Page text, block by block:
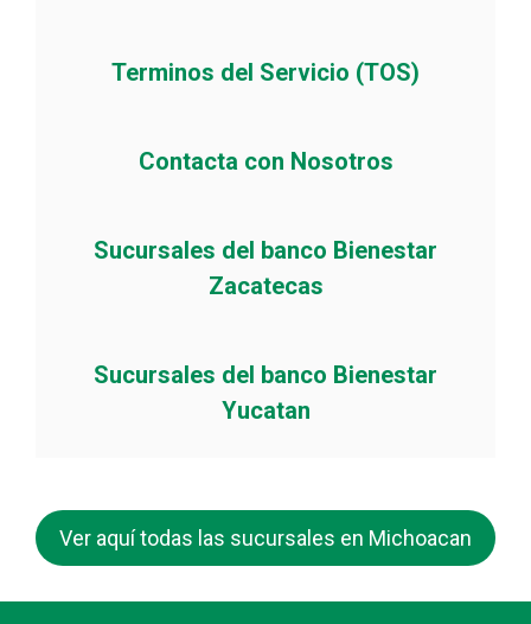
Terminos del Servicio (TOS)
Contacta con Nosotros
Sucursales del banco Bienestar
Zacatecas
Sucursales del banco Bienestar
Yucatan
Ver aquí todas las sucursales en Michoacan